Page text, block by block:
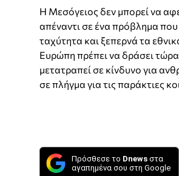
Η Μεσόγειος δεν μπορεί να
απέναντι σε ένα πρόβλημα
ταχύτητα και ξεπερνά τα
Ευρώπη πρέπει να δράσει
μετατραπεί σε κίνδυνο για
σε πλήγμα για τις παράκτιες
Πρόσθεσε το Dnews στα
αγαπημένα σου στη Google